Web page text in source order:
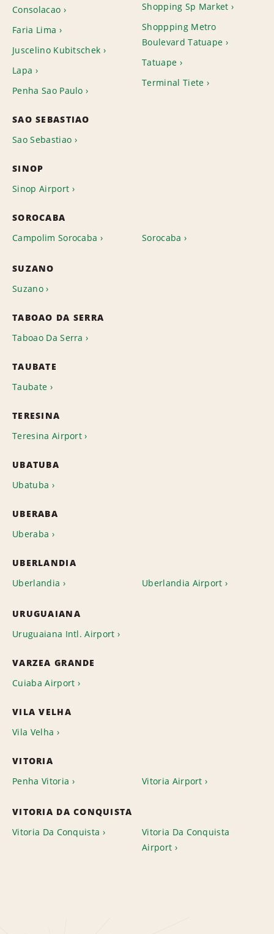
Consolacao
Faria Lima
Juscelino Kubitschek
Lapa
Penha Sao Paulo
Shopping Sp Market
Shoppping Metro
Boulevard Tatuape
Tatuape
Terminal Tiete
SAO SEBASTIAO
Sao Sebastiao
SINOP
Sinop Airport
SOROCABA
Campolim Sorocaba
Sorocaba
SUZANO
Suzano
TABOAO DA SERRA
Taboao Da Serra
TAUBATE
Taubate
TERESINA
Teresina Airport
UBATUBA
Ubatuba
UBERABA
Uberaba
UBERLANDIA
Uberlandia
Uberlandia Airport
URUGUAIANA
Uruguaiana Intl. Airport
VARZEA GRANDE
Cuiaba Airport
VILA VELHA
Vila Velha
VITORIA
Penha Vitoria
Vitoria Airport
VITORIA DA CONQUISTA
Vitoria Da Conquista
Vitoria Da Conquista
Airport